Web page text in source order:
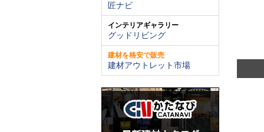
匠ナビ
インテリアギャラリー
グッドリビング
建材を格安で販売
建材アウトレット市場